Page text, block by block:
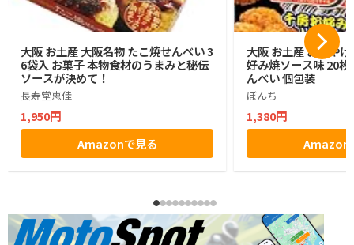
大阪 お土産 大阪名物 たこ焼せんべい 3
6袋入 お菓子 本物食材のうまみと秘伝
ソースが決めて！
長寿堂恵佳
1,950円
Amazonで見る
大阪 お土産 おみや
好み焼ソース味 20枚
んべい 個包装
ぼんち
1,380円
Amazon